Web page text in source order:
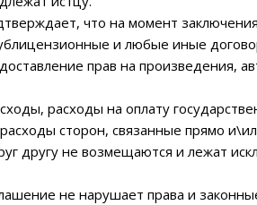
что на момент
и любые иные
прав на произведения,
расходы на оплату
сторон, связанные прямо
другу не возмещаются и лежат
не нарушает права и